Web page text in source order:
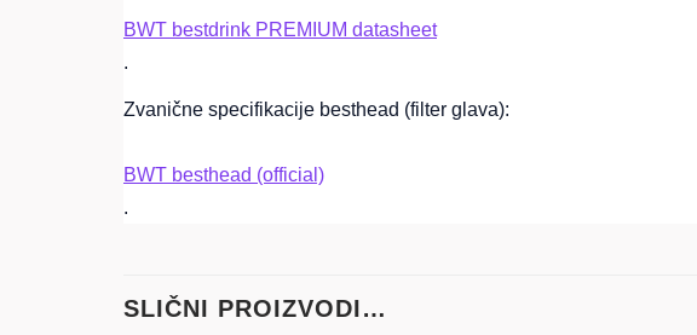
BWT bestdrink PREMIUM datasheet
.
Zvanične specifikacije besthead (filter glava):
BWT besthead (official)
.
SLIČNI PROIZVODI…